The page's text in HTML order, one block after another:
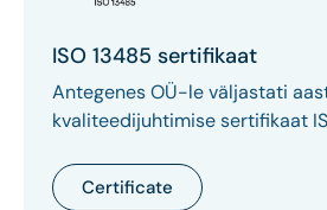
ISO 13485 sertifikaat
Antegenes OÜ-le väljastati
kvaliteedijuhtimise sertifikaat
Certificate